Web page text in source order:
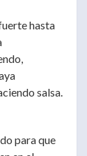
hasta
salsa.
para que